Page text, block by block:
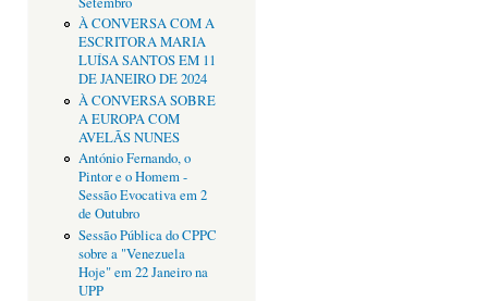
À CONVERSA COM A
ESCRITORA MARIA
LUÍSA SANTOS EM 11
DE JANEIRO DE 2024
À CONVERSA SOBRE
A EUROPA COM
AVELÃS NUNES
António Fernando, o
Pintor e o Homem -
Sessão Evocativa em 2
de Outubro
Sessão Pública do CPPC
sobre a "Venezuela
Hoje" em 22 Janeiro na
UPP